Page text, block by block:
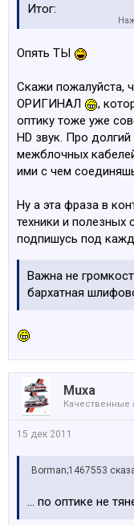
Итог:
Усилок-ресивер
Центр --- 150w (6
Задники --2х150w
Все провода к
силиконе.
Звук от блоков
Межблочные
расчитывались по
Кинозал на 30-
2. У соседа упала
Важна не
И последнее...
Бойтесь
Опять ТЫ
Скажи пожалуйста,
ОРИГИНАЛ
,
оптику тоже уже
HD звук. Про
межблочных
ими с чем
Ну а эта фраза в
техники и полезных
подпишусь под
Важна не
бархатная
Muxa
Качественные
15 дек 2011
Borman;1467553
... по оптике не